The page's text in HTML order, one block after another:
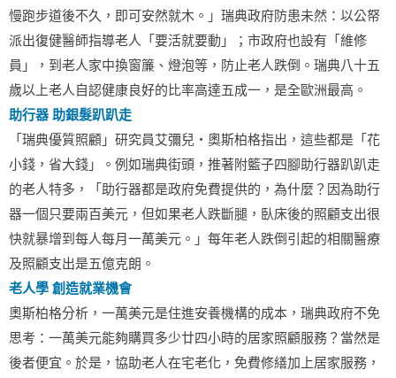
慢跑步道後不久，即可安然就木。」瑞典政府防患未然：以公帑
派出復健醫師指導老人「要活就要動」；市政府也設有「維修
員」，到老人家中換窗簾、燈泡等，防止老人跌倒。瑞典八十五
歲以上老人自認健康良好的比率高達五成一，是全歐洲最高。
助行器 助銀髮趴趴走
「瑞典優質照顧」研究員艾彌兒‧奧斯柏格指出，這些都是「花
小錢，省大錢」。例如瑞典街頭，推著附籃子四腳助行器趴趴走
的老人特多，「助行器都是政府免費提供的，為什麼？因為助行
器一個只要兩百美元，但如果老人跌斷腿，臥床後的照顧支出很
快就暴增到每人每月一萬美元。」每年老人跌倒引起的相關醫療
及照顧支出是五億克朗。
老人學 創造就業機會
奧斯柏格分析，一萬美元是住進安養機構的成本，瑞典政府不免
思考：一萬美元能夠購買多少廿四小時的居家照顧服務？當然是
後者便宜。於是，協助老人在宅老化，免費修繕加上居家服務，